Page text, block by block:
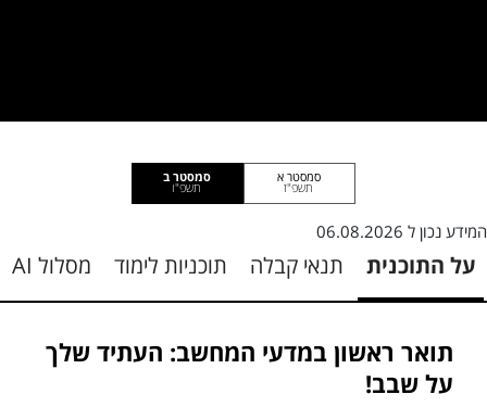
סמסטר א
תשפ"ז
סמסטר ב
תשפ"ו
המידע נכון ל 06.08.2026
על התוכנית תנאי קבלה תוכניות לימוד מסלול AI
תואר ראשון במדעי המחשב: העתיד שלך
על שבב!